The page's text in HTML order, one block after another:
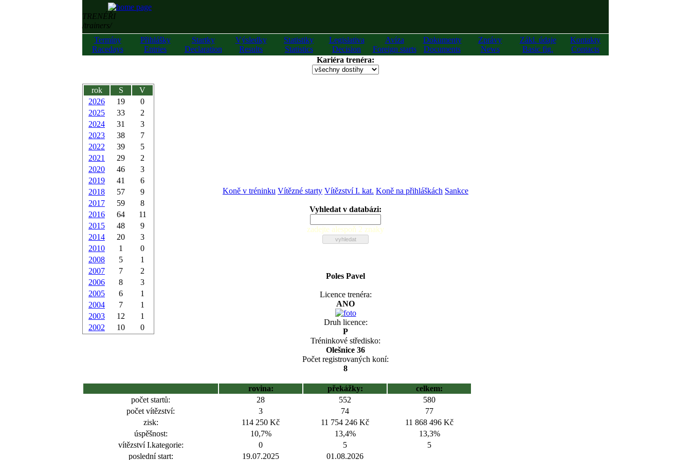
TRENÉŘI
/trainers/
Termíny
Racedays
Přihlášky
Entries
Startky
Declaration
Výsledky
Results
Statistiky
Statistics
Legislativa
Decision
Avíza
Foreign starts
Dokumenty
Documents
Zprávy
News
Zákl. údaje
Basic fig.
Kontakty
Contacts
Kariéra trenéra:
rok S
V
2026
19
0
2025
33
2
2024
31
3
2023
38
7
2022
39
5
2021
29
2
2020
46
3
2019
41
6
2018
57
9
2017
59
8
2016
64
11
2015
48
9
2014
20
3
2010
1
0
2008
5
1
2007
7
2
2006
8
3
2005
6
1
2004
7
1
2003
12
1
2002
10 0
Koně v tréninku Vítězné starty Vítězství I. kat. Koně na přihláškách Sankce
Vyhledat v databázi:
zadejte alespoň 2 znaky
Poles Pavel
Licence trenéra:
ANO
Druh licence:
P
Tréninkové středisko:
Olešnice 36
Počet registrovaných koní:
8
rovina: překážky:
celkem:
počet startů:
28 552
580
počet vítězství:
3 74
77
zisk:
114 250 Kč 11 754 246 Kč
11 868 496 Kč
úspěšnost:
10,7% 13,4%
13,3%
vítězství I.kategorie:
0 5
5
poslední start:
19.07.2025 01.08.2026